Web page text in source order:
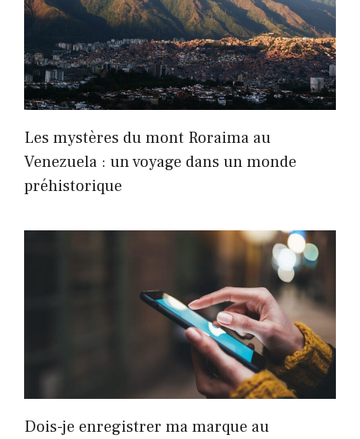
Les mystères du mont Roraima au
Venezuela : un voyage dans un monde
préhistorique
Dois-je enregistrer ma marque au